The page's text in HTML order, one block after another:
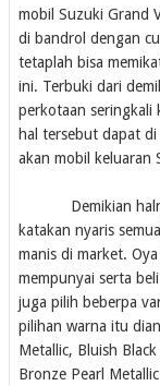
mobil Suzuki Grand
di bandrol dengan
tetaplah bisa
ini. Terbuki dari
perkotaan seringkali
hal tersebut dapat
akan mobil keluaran
Demikian halnya
katakan nyaris
manis di market.
mempunyai serta
juga pilih beberpa
pilihan warna itu
Metallic, Bluish
Bronze Pearl